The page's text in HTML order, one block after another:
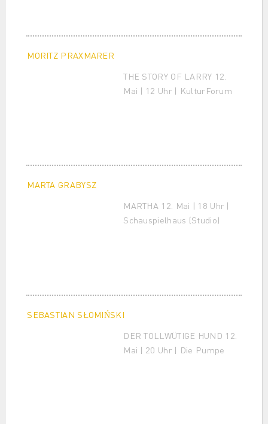
MORITZ PRAXMARER
THE STORY OF LARRY 12.
Mai | 12 Uhr | KulturForum
MARTA GRABYSZ
MARTHA 12. Mai | 18 Uhr |
Schauspielhaus (Studio)
SEBASTIAN SŁOMIŃSKI
DER TOLLWÜTIGE HUND 12.
Mai | 20 Uhr | Die Pumpe